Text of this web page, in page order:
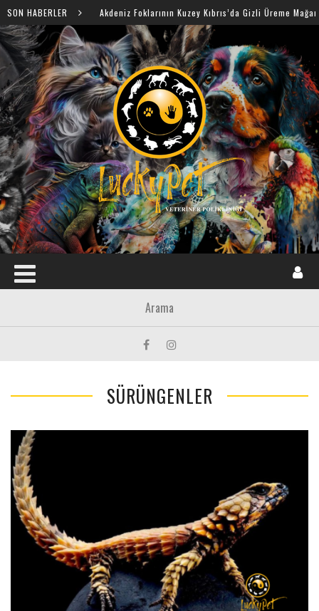
SON HABERLER
Akdeniz Foklarının Kuzey Kıbrıs’da Gizli Üreme Mağaraları Keşfedildi
SÜRÜNGENLER